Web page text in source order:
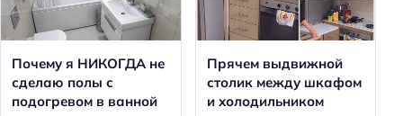
Почему я НИКОГДА не
сделаю полы с
подогревом в ванной
Прячем выдвижной
столик между шкафом
и холодильником